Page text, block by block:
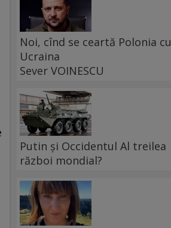
Noi, cînd se ceartă Polonia cu
Ucraina
Sever VOINESCU
Putin și Occidentul Al treilea
război mondial?